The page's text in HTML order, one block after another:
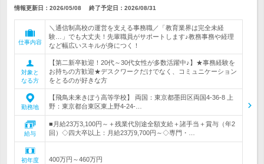
情報更新日：2026/05/08 終了予定日： 2026/08/31
仕事内容
＼通信制高校の運営を支える事務職／「教育業界は完全未経
験…」でも大丈夫！先輩職員がサポートします♪教務事務や経理
など幅広いスキルが身につく！
対象と
なる方
【第二新卒歓迎！20代～30代女性が多数活躍中♪】★事務経験を
お持ちの方歓迎★デスクワークだけでなく、コミュニケーション
をとるのが好きな方
勤務地
【飛鳥未来きぼう高等学校】 両国：東京都墨田区両国4-36-8 上
野：東京都台東区東上野4-24-…
給与
■月給23万3,100円～＋残業代別途全額支給＋諸手当＋賞与（年2
回）◇四大卒以上：月給23万9,700円～◇専門・…
初年度
400万円～460万円